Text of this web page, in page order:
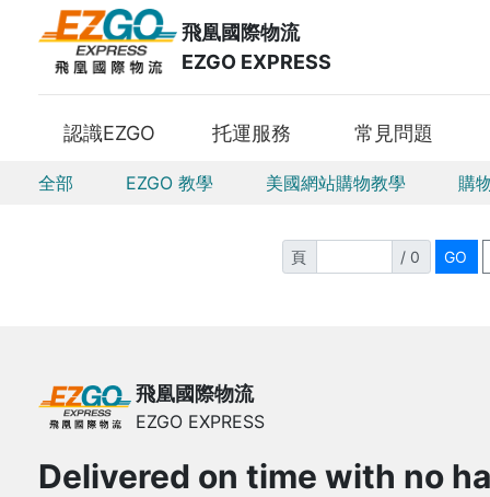
飛凰國際物流
EZGO EXPRESS
認識EZGO 托運服務 常見問題
全部 EZGO 教學 美國網站購物教學 購
頁 / 0
飛凰國際物流
EZGO EXPRESS
Delivered on time with no